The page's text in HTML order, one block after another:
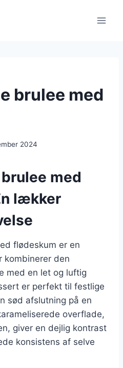
brulee med
2024
med
lækker
flødeskum er en
kombinerer den
med en let og luftig
er perfekt til festlige
sød afslutning på en
overflade,
giver en dejlig kontrast
konsistens af selve